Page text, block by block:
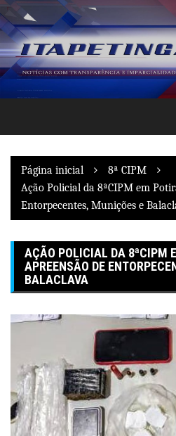
Pular
para
o
conteúdo
Página inicial
8ª CIPM
Ação Policial da 8ªCIPM em
Entorpecentes, Munições e
AÇÃO POLICIAL DA 8ªCIPM
APREENSÃO DE
BALACLAVA